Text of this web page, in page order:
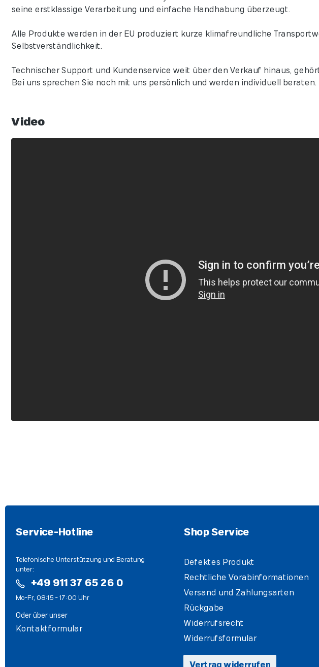
seine erstklassige Verarbeitung und einfache Handhabung überzeugt.
Alle Produkte werden in der EU produziert kurze klimafreundliche
Selbstverständlichkeit.
Technischer Support und Kundenservice weit über den Verkauf hinaus,
Bei uns sprechen Sie noch mit uns persönlich und werden individuell beraten.
Video
Service-Hotline
Telefonische Unterstützung und Beratung
unter:
+49 911 37 65 26 0
Mo-Fr, 08:15 - 17:00 Uhr
Oder über unser
Kontaktformular
Shop Service
Defektes Produkt
Rechtliche Vorabinformationen
Versand und Zahlungsarten
Rückgabe
Widerrufsrecht
Widerrufsformular
Vertrag widerrufen